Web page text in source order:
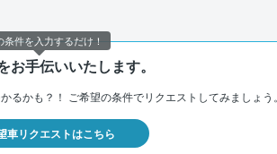
お手伝いいたします。
るかも？！ ご希望の条件でリクエストしてみましょう。
車リクエストはこちら
条件を入力するだけ！